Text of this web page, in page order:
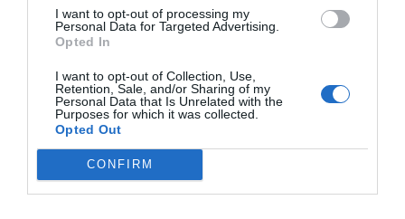
I want to opt-out of processing my
Personal Data for Targeted Advertising.
Opted In
I want to opt-out of Collection, Use,
Retention, Sale, and/or Sharing of my
Personal Data that Is Unrelated with the
Purposes for which it was collected.
Opted Out
CONFIRM
Naujausi „Voyager“ kosminės misijos rezultatai vakar buvo
Franciske vykstančiame Amerikos geofizikos draugijos metiniame
Pasak NASA Reaktyvinio judėjimo laboratorijoje Pasadenoje
Stone’o, kosminis zondas „Voyager-1“ yra labiausiai nuo Žemės
žmogaus rankų kūrinys, tačiau jis vis dar nėra pasiekęs tarpžvaigždinės
Aparato perduoti duomenys liudija, kad „Voyager-1“ tebėra
milžiniško dydžio Saulės plazmos ir magnetinių laukų „burbule“,
visą Saulės sistemą. Palei heliosferos perimetrą yra
turbulentinė išorinio Saulės sistemos pakraščio dalis.